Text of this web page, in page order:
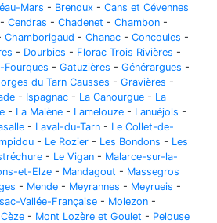
Mars - Brenoux - Cans et Cévennes
- Cendras - Chadenet - Chambon -
Chamborigaud - Chanac - Concoules -
- Dourbies - Florac Trois Rivières -
Fourques - Gatuzières - Générargues -
du Tarn Causses - Gravières -
- Ispagnac - La Canourgue - La
- La Malène - Lamelouze - Lanuéjols -
- Laval-du-Tarn - Le Collet-de-
- Le Rozier - Les Bondons - Les
- Le Vigan - Malarce-sur-la-
et-Elze - Mandagout - Massegros
- Mende - Meyrannes - Meyrueis -
Vallée-Française - Molezon -
- Mont Lozère et Goulet - Pelouse